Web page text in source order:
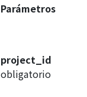
Parámetros
project_id
obligatorio